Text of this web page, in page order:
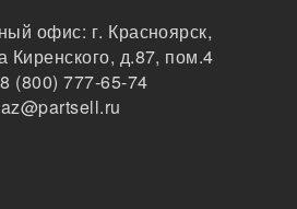
офис: г. Красноярск,
Киренского, д.87, пом.4
8 (800) 777-65-74